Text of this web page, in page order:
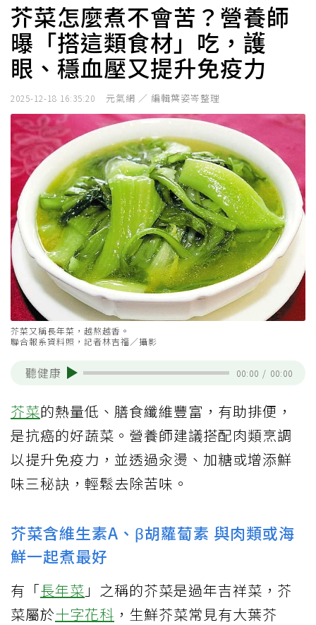
芥菜怎麼煮不會苦？營養師
曝「搭這類食材」吃，護
眼、穩血壓又提升免疫力
2025-12-18 16:35:20 元氣網 ／ 編輯葉姿岑整理
芥菜又稱長年菜，越熬越香。
聯合報系資料照，記者林吉福／攝影
聽健康 00:00 / 00:00
芥菜的熱量低、膳食纖維豐富，有助排便，
是抗癌的好蔬菜。營養師建議搭配肉類烹調
以提升免疫力，並透過汆燙、加糖或增添鮮
味三秘訣，輕鬆去除苦味。
芥菜含維生素A、β胡蘿蔔素 與肉類或海
鮮一起煮最好
有「長年菜 」之稱的芥菜是過年吉祥菜，芥
菜屬於十字花科 ，生鮮芥菜常見有大葉芥